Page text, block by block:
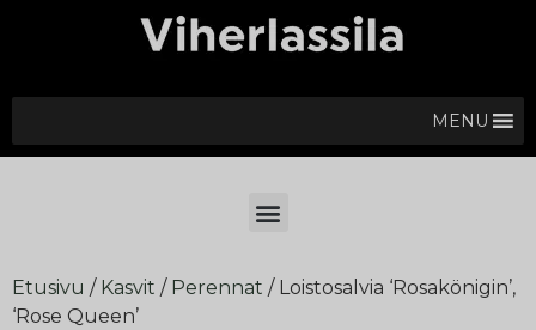
MENU
Etusivu / Kasvit / Perennat / Loistosalvia ‘Rosakönigin’,
‘Rose Queen’